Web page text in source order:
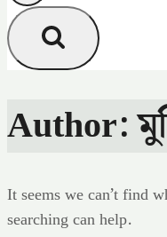
Author:
It seems we can’t find
searching can help.